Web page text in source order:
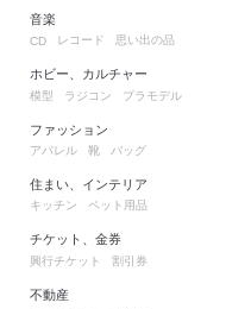
音楽
CD レコード 思い出の品
ホビー、カルチャー
模型 ラジコン プラモデル
ファッション
アパレル 靴 バッグ
住まい、インテリア
キッチン ペット用品
チケット、金券
興行チケット 割引券
不動産